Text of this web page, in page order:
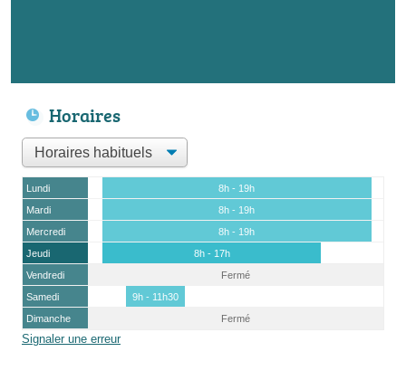
Horaires
Lundi
8h - 19h
Mardi
8h - 19h
Mercredi
8h - 19h
Jeudi
8h - 17h
Vendredi
Fermé
Samedi
9h - 11h30
Dimanche
Fermé
Signaler une erreur